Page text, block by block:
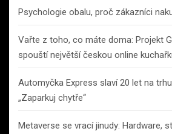
Psychologie obalu, proč zákazníci
Vařte z toho, co máte doma: Projekt
spouští největší českou online
Automyčka Express slaví 20 let na
„Zaparkuj chytře“
Metaverse se vrací jinudy: Hardware,